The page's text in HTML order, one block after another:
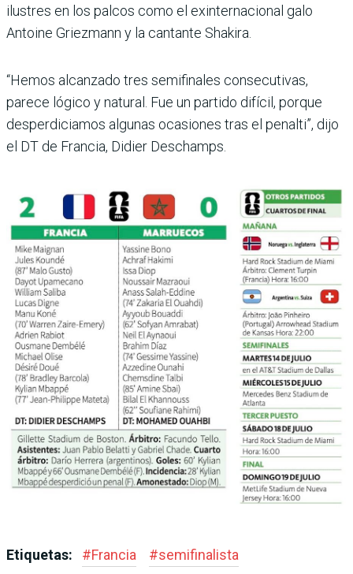
ilustres en los palcos como el exinternacional galo
Antoine Griezmann y la cantante Shakira.
“Hemos alcanzado tres semifinales consecutivas,
parece lógico y natural. Fue un partido difícil, por­que
desperdiciamos algunas ocasiones tras el penalti”, dijo
el DT de Francia, Didier Deschamps.
Etiquetas: #Francia #semifinalista